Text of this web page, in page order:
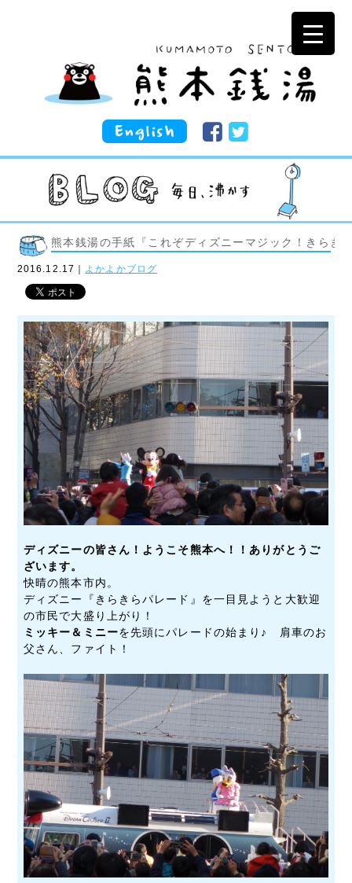
熊本銭湯の手紙『これぞディズニーマジック！きらき
2016.12.17｜ よかよかブログ
ディズニーの皆さん！ようこそ熊本へ！！ありがとうご
ざいます。
快晴の熊本市内。
ディズニー『きらきらパレード』を一目見ようと大歓迎
の市民で大盛り上がり！
ミッキー＆ミニーを先頭にパレードの始まり♪ 肩車のお
父さん、ファイト！